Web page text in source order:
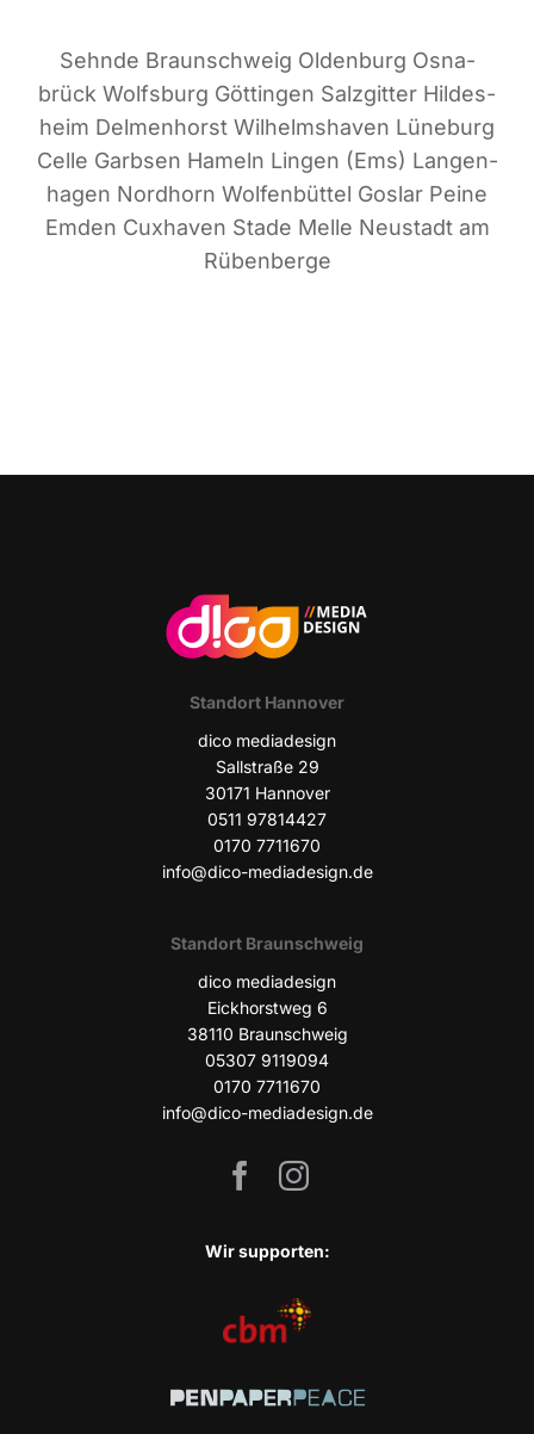
Sehn­de Braun­schweig Olden­burg Osna­
brück Wolfs­burg Göt­tin­gen Salz­git­ter Hil­des­
heim Del­men­horst Wil­helms­ha­ven Lüne­burg
Cel­le Garb­sen Hameln Lin­gen (Ems) Lan­gen­
ha­gen Nord­horn Wol­fen­büt­tel Gos­lar Pei­ne
Emden Cux­ha­ven Sta­de Mel­le Neu­stadt am
Rübenberge
Stand­ort Hannover
dico media­de­sign
Sall­stra­ße 29
30171 Han­no­ver
0511 97814427
0170 7711670
info@dico-mediadesign.de
Stand­ort Braunschweig
dico media­de­sign
Eick­horst­weg 6
38110 Braun­schweig
05307 9119094
0170 7711670
info@dico-mediadesign.de
Wir sup­port­en: